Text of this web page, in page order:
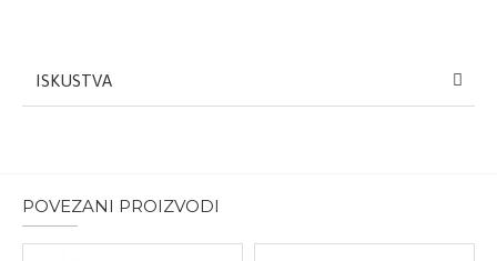
ISKUSTVA
POVEZANI PROIZVODI